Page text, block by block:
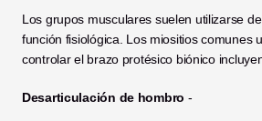
Los grupos musculares suelen utilizarse
función fisiológica. Los miositios comunes
controlar el brazo protésico biónico
Desarticulación de hombro -